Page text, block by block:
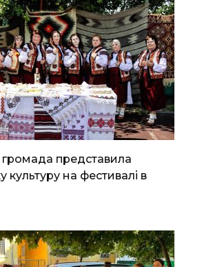
громада представила
культуру на фестивалі в